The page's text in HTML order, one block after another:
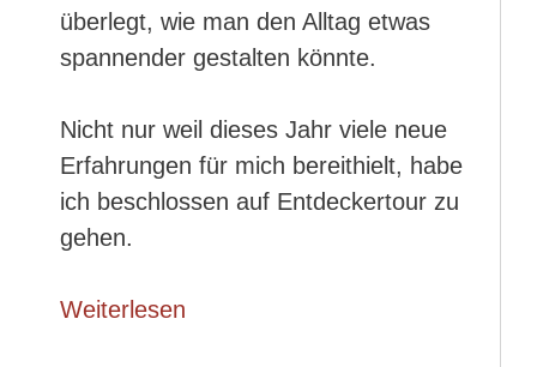
überlegt, wie man den Alltag etwas
spannender gestalten könnte.
Nicht nur weil dieses Jahr viele neue
Erfahrungen für mich bereithielt, habe
ich beschlossen auf Entdeckertour zu
gehen.
Weiterlesen